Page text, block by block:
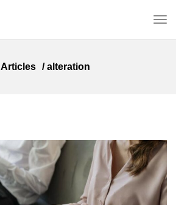
Articles /alteration